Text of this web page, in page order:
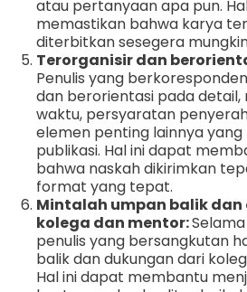
atau pertanyaan apa pun.
memastikan bahwa karya
diterbitkan sesegera
Terorganisir dan
Penulis yang
dan berorientasi pada
waktu, persyaratan
elemen penting lainnya
publikasi. Hal ini dapat
bahwa naskah dikirimkan
format yang tepat.
Mintalah umpan balik
kolega dan mentor:
penulis yang bersangkutan
balik dan dukungan dari
Hal ini dapat membantu